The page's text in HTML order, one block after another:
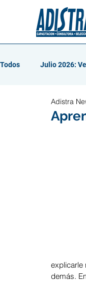
Todos Julio 2026:
Abril 2026:
Agosto 2025:
Adistra
explicarle
demás.